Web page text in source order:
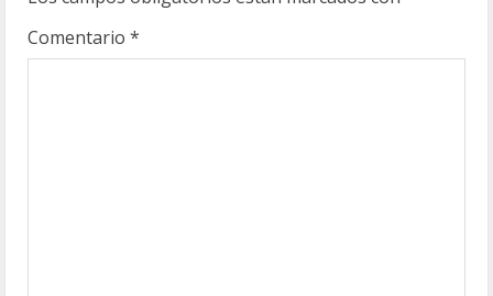
e
n
Comentario *